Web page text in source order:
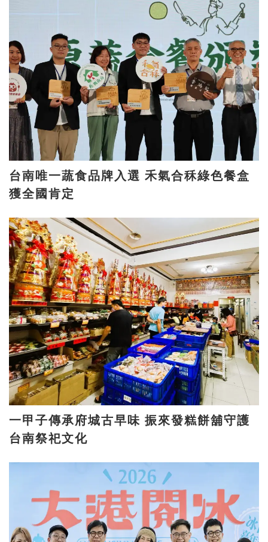
台南唯一蔬食品牌入選 禾氣合秝綠色餐盒
獲全國肯定
一甲子傳承府城古早味 振來發糕餅舖守護
台南祭祀文化